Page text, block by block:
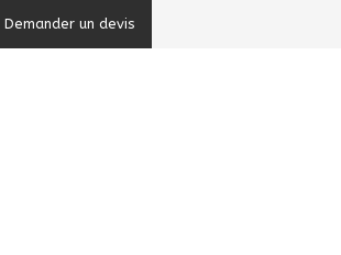
Demander un devis